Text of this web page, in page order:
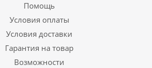
Помощь
Условия оплаты
Условия доставки
Гарантия на товар
Возможности